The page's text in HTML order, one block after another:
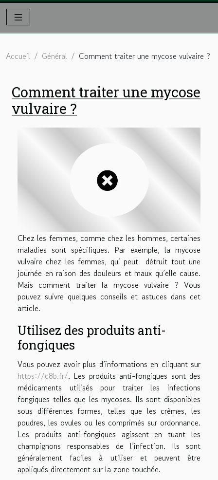
Accueil Général Comment traiter une mycose vulvaire ?
Comment traiter une mycose
vulvaire ?
Chez les femmes, comme chez les hommes, certaines
maladies sont spécifiques. Par exemple, la mycose
vulvaire chez les femmes, qui peut détruit tout une
journée en raison des douleurs et maux qu’elle cause.
Mais comment traiter la mycose vulvaire ? Vous
pouvez suivre quelques conseils et astuces dans cet
article.
Utilisez des produits anti-
fongiques
Vous pouvez avoir plus d’informations en cliquant sur
https://c8b.fr/. Les produits anti-fongiques sont des
médicaments utilisés pour traiter les infections
fongiques telles que les mycoses. Ils sont disponibles
sous différentes formes, telles que les crèmes, les
poudres, les ovules ou les comprimés sur ordonnance.
Les produits anti-fongiques agissent en tuant les
champignons responsables de l’infection. Ils sont
généralement faciles à utiliser et peuvent être
appliqués directement sur la zone touchée.